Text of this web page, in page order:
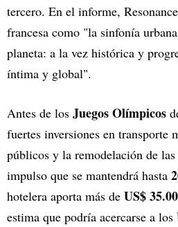
tercero. En el informe,
francesa como "la sinfonía
planeta: a la vez histórica y
íntima y global".
Antes de los Juegos Olímpicos
fuertes inversiones en transporte
públicos y la remodelación de
impulso que se mantendrá hasta
hotelera aporta más de US$
estima que podría acercarse a los